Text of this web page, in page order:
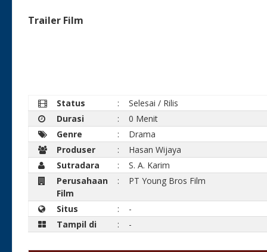
Trailer Film
Status :
Selesai / Rilis
Durasi
:
0 Menit
Genre
:
Drama
Produser
:
Hasan Wijaya
Sutradara
:
S. A. Karim
Perusahaan
Film
: PT Young Bros Film
Situs :
-
Tampil di
: -